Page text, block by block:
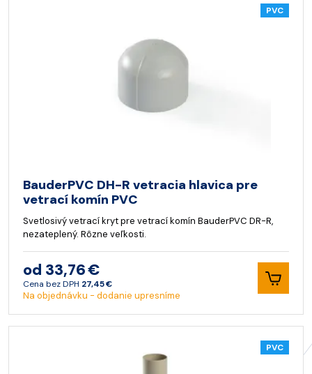
PVC
BauderPVC DH-R vetracia hlavica pre
vetrací komín PVC
Svetlosivý vetrací kryt pre vetrací komín BauderPVC DR-R,
nezateplený. Rôzne veľkosti.
od 33,76 €
Cena bez DPH 27,45 €
Na objednávku - dodanie upresníme
PVC